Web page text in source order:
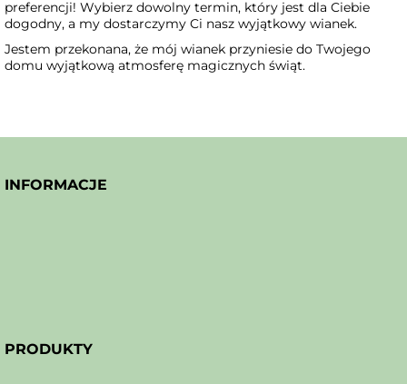
preferencji! Wybierz dowolny termin, który jest dla Ciebie
dogodny, a my dostarczymy Ci nasz wyjątkowy wianek.
Jestem przekonana, że mój wianek przyniesie do Twojego
domu wyjątkową atmosferę magicznych świąt.
INFORMACJE
PRODUKTY